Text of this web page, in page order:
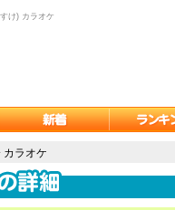
け) カラオケ
カラオケ